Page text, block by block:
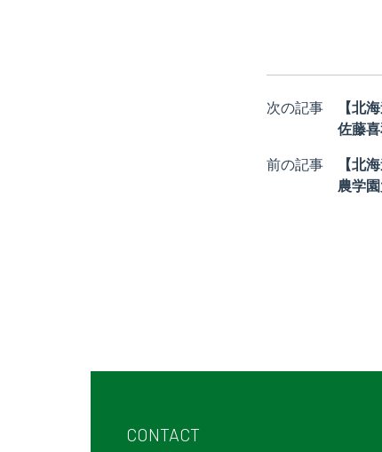
次の記事
【北
佐藤喜
前の記事
【北
農学
CONTACT